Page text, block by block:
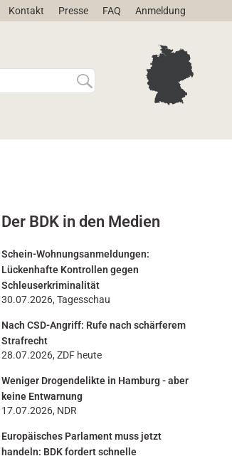
Kontakt Presse FAQ Anmeldung
Der BDK in den Medien
Schein-Wohnungsanmeldungen:
Lückenhafte Kontrollen gegen
Schleuserkriminalität
30.07.2026, Tagesschau
Nach CSD-Angriff: Rufe nach schärferem
Strafrecht
28.07.2026, ZDF heute
Weniger Drogendelikte in Hamburg - aber
keine Entwarnung
17.07.2026, NDR
Europäisches Parlament muss jetzt
handeln: BDK fordert schnelle